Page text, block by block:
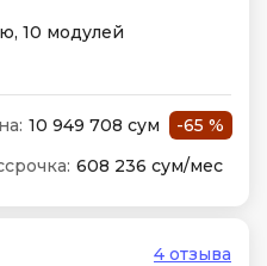
10 модулей
10 949 708 сум
-65 %
608 236 сум/мес
4 отзыва